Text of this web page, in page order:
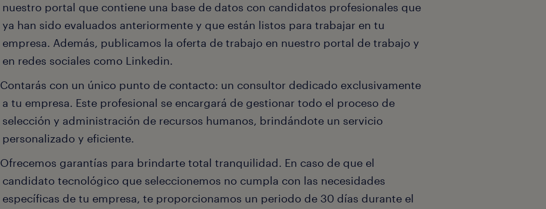
nuestro portal que contiene una base de datos con candidatos profesionales que
ya han sido evaluados anteriormente y que están listos para trabajar en tu
empresa. Además, publicamos la oferta de trabajo en nuestro portal de trabajo y
en redes sociales como Linkedin.
Contarás con un único punto de contacto: un consultor dedicado exclusivamente
a tu empresa. Este profesional se encargará de gestionar todo el proceso de
selección y administración de recursos humanos, brindándote un servicio
personalizado y eficiente.
Ofrecemos garantías para brindarte total tranquilidad. En caso de que el
candidato tecnológico que seleccionemos no cumpla con las necesidades
específicas de tu empresa, te proporcionamos un periodo de 30 días durante el